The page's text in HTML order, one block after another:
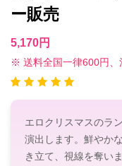
ー販売
5,170円
※ 送料全国一律600円
エロクリスマスのラ
演出します。鮮やか
き立て、視線を奪い